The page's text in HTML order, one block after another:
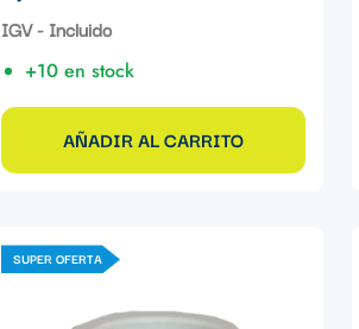
de
regular
IGV - Incluido
+10 en stock
AÑADIR AL CARRITO
SUPER OFERTA